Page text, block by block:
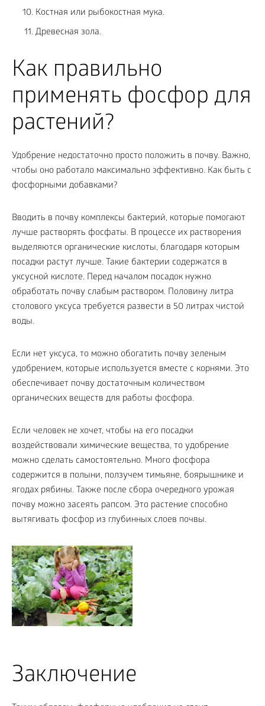
Костная или рыбокостная мука.
Древесная зола.
Как правильно
применять фосфор для
растений?
Удобрение недостаточно просто положить в почву. Важно,
чтобы оно работало максимально эффективно. Как быть с
фосфорными добавками?
Вводить в почву комплексы бактерий, которые помогают
лучше растворять фосфаты. В процессе их растворения
выделяются органические кислоты, благодаря которым
посадки растут лучше. Такие бактерии содержатся в
уксусной кислоте. Перед началом посадок нужно
обработать почву слабым раствором. Половину литра
столового уксуса требуется развести в 50 литрах чистой
воды.
Если нет уксуса, то можно обогатить почву зеленым
удобрением, которые используется вместе с корнями. Это
обеспечивает почву достаточным количеством
органических веществ для работы фосфора.
Если человек не хочет, чтобы на его посадки
воздействовали химические вещества, то удобрение
можно сделать самостоятельно. Много фосфора
содержится в полыни, ползучем тимьяне, боярышнике и
ягодах рябины. Также после сбора очередного урожая
почву можно засеять рапсом. Это растение способно
вытягивать фосфор из глубинных слоев почвы.
Заключение